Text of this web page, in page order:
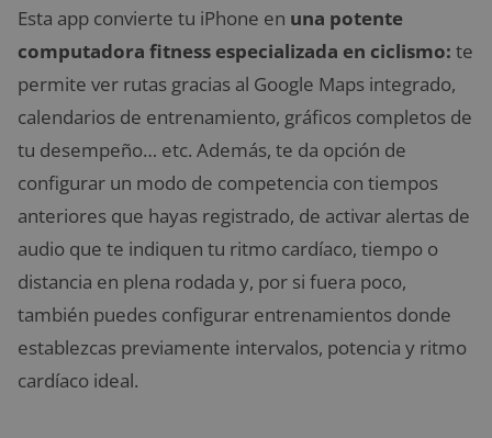
Esta app convierte tu iPhone en una potente
computadora fitness especializada en ciclismo: te
permite ver rutas gracias al Google Maps integrado,
calendarios de entrenamiento, gráficos completos de
tu desempeño… etc. Además, te da opción de
configurar un modo de competencia con tiempos
anteriores que hayas registrado, de activar alertas de
audio que te indiquen tu ritmo cardíaco, tiempo o
distancia en plena rodada y, por si fuera poco,
también puedes configurar entrenamientos donde
establezcas previamente intervalos, potencia y ritmo
cardíaco ideal.